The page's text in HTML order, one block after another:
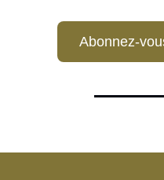
Abonnez-